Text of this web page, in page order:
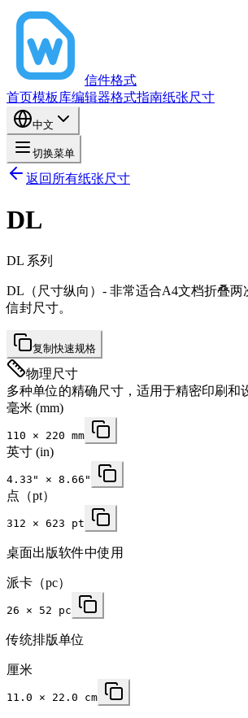
信件格式
首页模板库编辑器格式指南纸张尺寸
中文
切换菜单
返回所有纸张尺寸
DL
DL 系列
DL（尺寸纵向）- 非常适合A4文档折叠两
信封尺寸。
复制快速规格
物理尺寸
多种单位的精确尺寸，适用于精密印刷和
毫米 (mm)
110 × 220 mm
英寸 (in)
4.33 " × 8.66 "
点（pt）
312 × 623 pt
桌面出版软件中使用
派卡（pc）
26 × 52 pc
传统排版单位
厘米
11.0 × 22.0 cm